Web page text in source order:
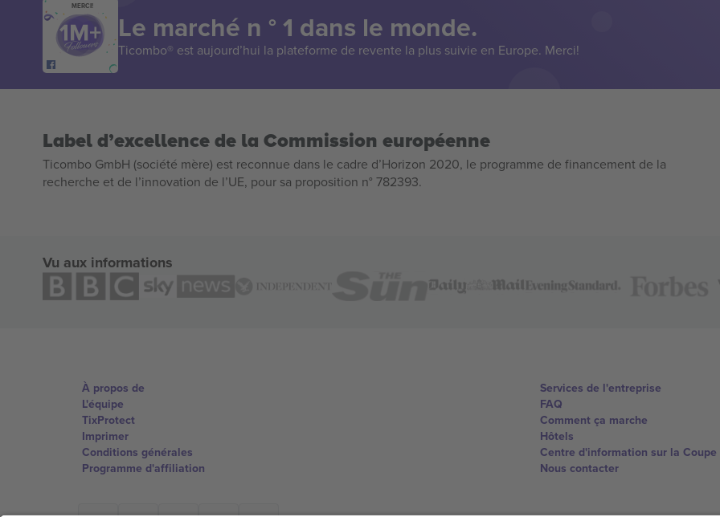
MERCI!
Le marché n ° 1 dans le monde.
Ticombo® est aujourd’hui la plateforme de revente la plus suivie en Europe. Merci!
Label d’excellence de la Commission européenne
Ticombo GmbH (société mère) est reconnue dans le cadre d’Horizon 2020, le programme de financement de la
recherche et de l’innovation de l’UE, pour sa proposition n° 782393.
Vu aux informations
À propos de
L'équipe
TixProtect
Imprimer
Conditions générales
Programme d'affiliation
Services de l'entreprise
FAQ
Comment ça marche
Hôtels
Centre d'information sur la Coupe
Nous contacter